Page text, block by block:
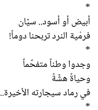
*
أبيض أو أسود.. سيّان
فرمْية النرد تربحنا دوماً!
*
وجدوا وطناً متفحّماً
وحياةً هشّةً
في رماد سيجارته الأخيرة..